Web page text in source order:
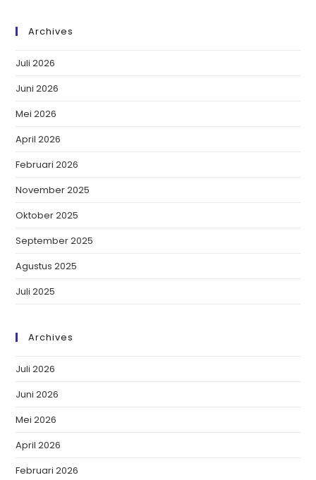
Archives
Juli 2026
Juni 2026
Mei 2026
April 2026
Februari 2026
November 2025
Oktober 2025
September 2025
Agustus 2025
Juli 2025
Archives
Juli 2026
Juni 2026
Mei 2026
April 2026
Februari 2026